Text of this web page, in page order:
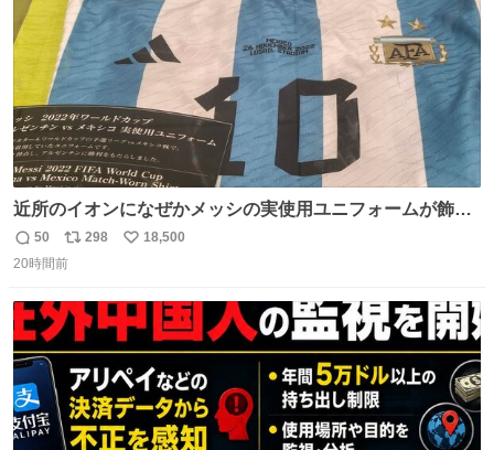
近所のイオンになぜかメッシの実使用ユニフォームが飾っ
てあっておもろい
返
信
50
リ
ポ
ト
数
298
い
数
18,500
20時間前